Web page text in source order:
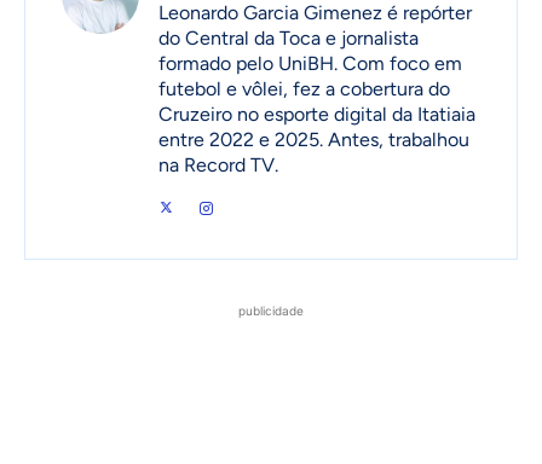
Leonardo Garcia Gimenez é repórter
do Central da Toca e jornalista
formado pelo UniBH. Com foco em
futebol e vôlei, fez a cobertura do
Cruzeiro no esporte digital da Itatiaia
entre 2022 e 2025. Antes, trabalhou
na Record TV.
publicidade